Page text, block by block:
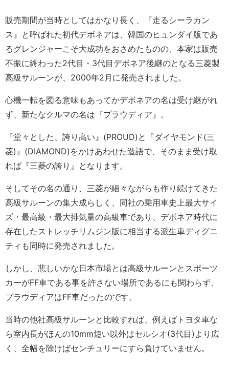
販売期間が当時としてはかなり長く、『走るシーラカン
ス』と呼ばれた初代デボネアは、韓国のヒュンダイ版であ
るグレンジャーこそ大成功をおさめたものの、本家は販売
不振に終わった2代目・3代目デボネア後継のとなる三菱製
高級サルーンが、2000年2月に発売されました。
心機一転を図る意味もあってかデボネアの名は受け継がれ
ず、新たなクルマの名は『プラウディア』。
『堂々とした、誇り高い』(PROUD)と『ダイヤモンド(三
菱)』(DIAMOND)をかけあわせた造語で、そのまま受け取
れば『三菱の誇り』となります。
そしてその名の通り、三菱が細々ながらも作り続けてきた
高級サルーンの集大成らしく、同社の乗用車史上最大サイ
ズ・最高級・最大排気量の高級車であり、デボネア時代に
存在したストレッチリムジン版に相当する派生車ディグニ
ティも同時に発売されました。
しかし、悲しいかな日本市場とは高級サルーンとスポーツ
カーがFF車である事を許さない場所であるにも関わらず、
プラウディアはFF車だったのです。
当時の他社高級サルーンと比較すれば、例えばトヨタ車な
ら室内長がほんの10mm短い以外はセルシオ(3代目)より広
く、全幅を除けばセンチュリーにすら負けていません。